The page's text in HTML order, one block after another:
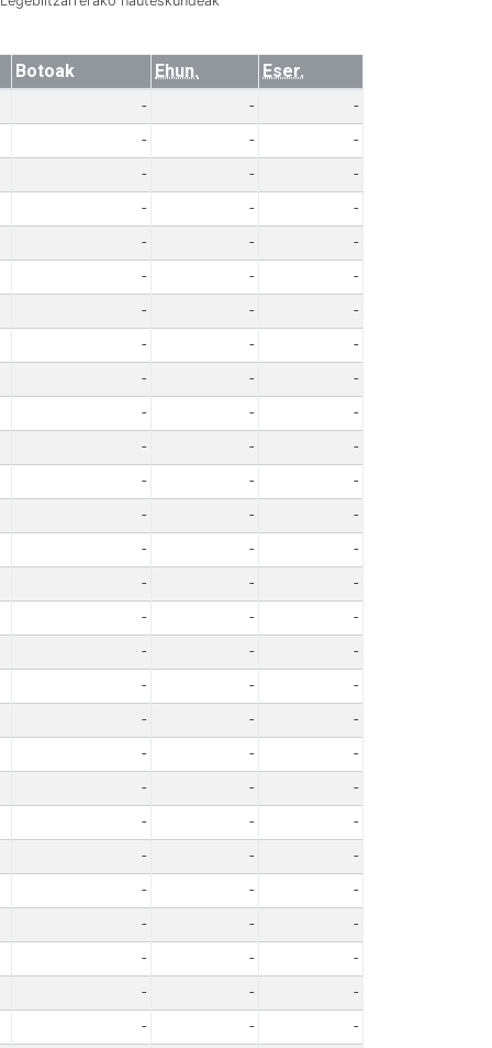
Botoak Ehun.
Eser.
- -
-
- -
-
- -
-
- -
-
- -
-
- -
-
- -
-
- -
-
- -
-
- -
-
- -
-
- -
-
- -
-
- -
-
- -
-
- -
-
- -
-
- -
-
- -
-
- -
-
- -
-
- -
-
- -
-
- -
-
- -
-
- -
-
- -
-
- -
-